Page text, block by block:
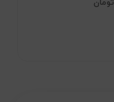
تومان